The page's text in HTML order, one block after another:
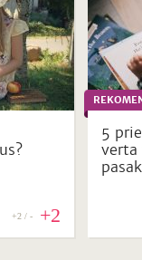
+2 / - +2
5
verta